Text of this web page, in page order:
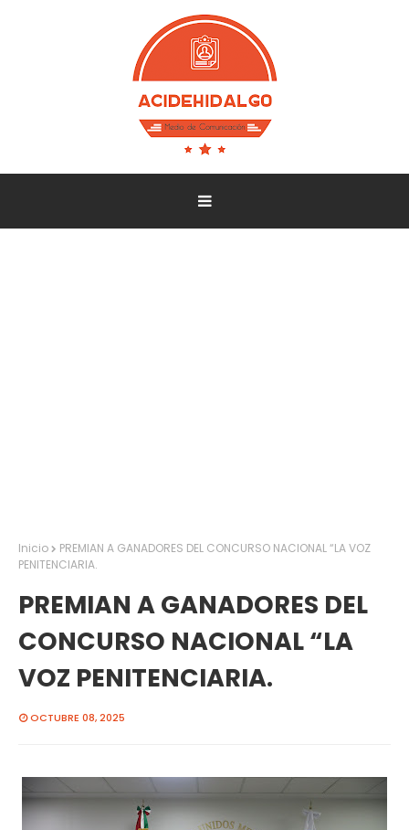
Inicio
PREMIAN A GANADORES DEL CONCURSO NACIONAL “LA VOZ
PENITENCIARIA.
PREMIAN A GANADORES DEL
CONCURSO NACIONAL “LA
VOZ PENITENCIARIA.
OCTUBRE 08, 2025